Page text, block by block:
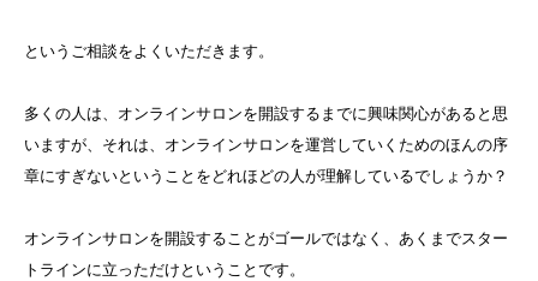
というご相談をよくいただきます。
多くの人は、オンラインサロンを開設するまでに興味関心があると思
いますが、それは、オンラインサロンを運営していくためのほんの序
章にすぎないということをどれほどの人が理解しているでしょうか？
オンラインサロンを開設することがゴールではなく、あくまでスター
トラインに立っただけということです。